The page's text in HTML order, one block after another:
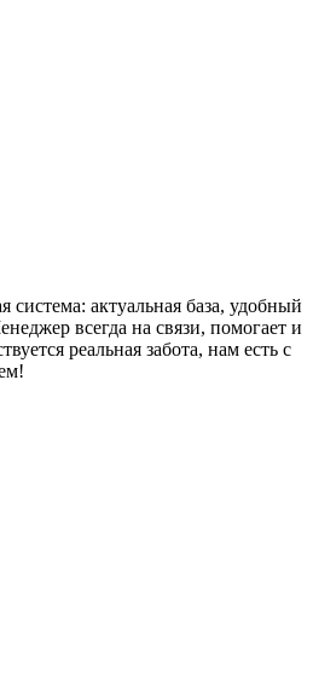
актуальная база, удобный
всегда на связи, помогает и
реальная забота, нам есть с